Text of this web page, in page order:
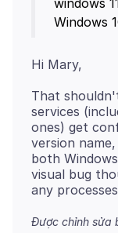
windows
That
services
ones) get
version
both
visual bug
Được chỉnh sửa